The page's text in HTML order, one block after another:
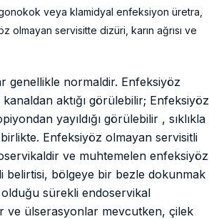
veya klamidyal enfeksiyon üretra,
servisitte dizüri, karın ağrısı ve
genellikle normaldir. Enfeksiyöz
aktığı görülebilir; Enfeksiyöz
yayıldığı görülebilir , sıklıkla
Enfeksiyöz olmayan servisitli
ve muhtemelen enfeksiyöz
belirtisi, bölgeye bir bezle dokunmak
olduğu sürekli endoservikal
ve ülserasyonlar mevcutken, çilek